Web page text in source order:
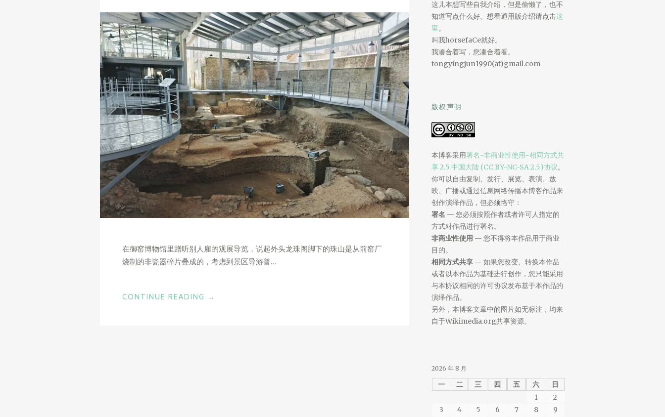
在御窑博物馆里蹭听别人雇的观展导览，说起外头龙珠阁脚下的珠山是从前窑厂
烧制的非瓷器碎片叠成的，考虑到景区导游普…
CONTINUE READING
“景
→
这儿本想写些自我介绍，但是偷懒了，也不
知道写点什么好。想看通用版介绍请点击这
里。
叫我horsefaCe就好。
我凑合着写，您凑合着看。
tongyingjun1990(at)gmail.com
版权声明
本博客采用署名-非商业性使用-相同方式共
享 2.5 中国大陆 (CC BY-NC-SA 2.5)协议。
你可以自由复制、发行、展览、表演、放
映、广播或通过信息网络传播本博客作品来
创作演绎作品，但必须恪守：
署名 — 您必须按照作者或者许可人指定的
方式对作品进行署名。
非商业性使用 — 您不得将本作品用于商业
目的。
相同方式共享 — 如果您改变、转换本作品
或者以本作品为基础进行创作，您只能采用
与本协议相同的许可协议发布基于本作品的
演绎作品。
另外，本博客文章中的图片如无标注，均来
自于Wikimedia.org共享资源。
2026 年 8 月
一 二 三 四 五 六
日
1
2
3
4 5 6 7 8
9